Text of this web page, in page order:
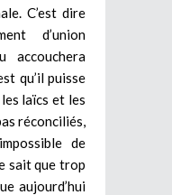
C’est dire
d’union
accouchera
qu’il puisse
laïcs et les
réconciliés,
de
sait que trop
aujourd’hui